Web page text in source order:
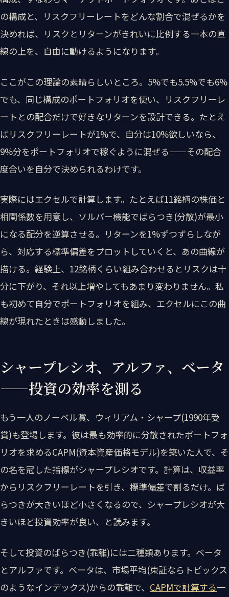
の構成と、リスクフリーレートをどんな割合で混ぜるかを
決めれば、リスクとリターンがきれいに比例する一本の直
線の上を、自由に動けるようになります。
ここがこの理論の素晴らしいところ。5%でも5.5%でも6%
でも、同じ構成のポートフォリオを使い、リスクフリーレ
ートとの配合だけで好きなリターンを設計できる。たとえ
ばリスクフリーレートが1%で、自分は10%欲しいなら、
9%分をポートフォリオで稼ぐように混ぜる——その配合
度合いを自分で決められるわけです。
実際にはエクセルで計算します。たとえば11銘柄の株価と
相関係数を用意し、ソルバー機能でばらつき(分散)が最小
になる配分を逆算させる。リターンを1%ずつずらしなが
ら、対応する標準偏差をプロットしていくと、あの曲線が
描ける。経験上、12銘柄くらい組み合わせるとリスクは十
分に下がり、それ以上増やしてもあまり変わりません。私
も初めて自分でポートフォリオを組み、エクセルにこの曲
線が現れたときは感動しました。
シャープレシオ、アルファ、ベータ
——投資の効率を測る
もう一人のノーベル賞、ウィリアム・シャープ(1990年受
賞)も登場します。彼は最も効率的に分散されたポートフォ
リオを求めるCAPM(資本資産価格モデル)を築いた人で、そ
の名を冠した指標がシャープレシオです。計算は、収益率
からリスクフリーレートを引き、標準偏差で割るだけ。ば
らつきが大きいほど小さくなるので、シャープレシオが大
きいほど投資効率が良い、と読みます。
そして投資のばらつき(乖離)には二種類あります。ベータ
とアルファです。ベータは、市場平均(東証ならトピックス
のようなインデックス)からの乖離で、 CAPMで計算する一